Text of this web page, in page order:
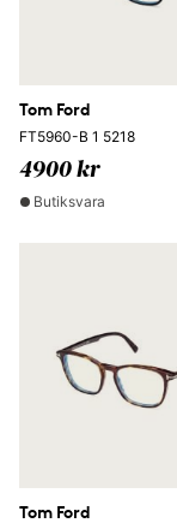
Tom Ford
FT5960-B 1 5218
4900 kr
Butiksvara
Tom Ford